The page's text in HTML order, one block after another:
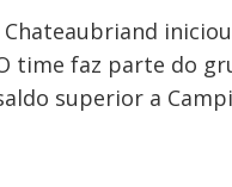
time faz parte do
superior a